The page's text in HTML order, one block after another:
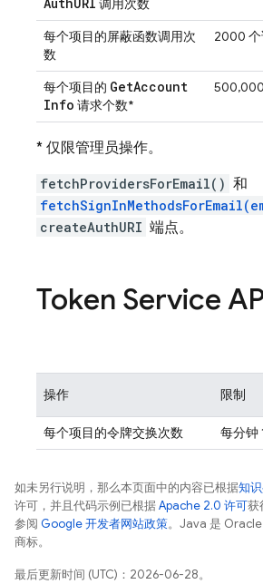
调用次数
每个项目的屏蔽函数调用次
数
2000
每个项目的 GetAccount
Info 请求个数*
* 仅限管理员操作。
fetchProvidersForEmail() 和
createAuthURI 端点。
Token Service
操作 限制
每个项目的令牌交换次数 每分钟
如未另行说明，那么本页面中的内容已根据知
许可，并且代码示例已根据Apache 2.0 许可获
参阅 Google 开发者网站政策。Java 是
商标。
最后更新时间 (UTC)：2026-06-28。